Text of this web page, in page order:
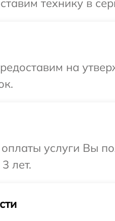
технику в
на
услуги Вы
лет.